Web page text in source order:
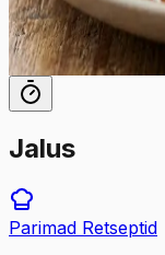
35min
8 tk
Jalus
Parimad Retseptid